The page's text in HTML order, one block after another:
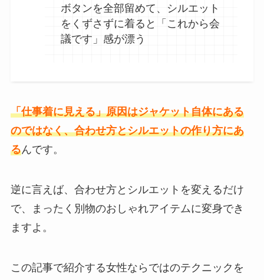
ボタンを全部留めて、シルエット
をくずさずに着ると「これから会
議です」感が漂う
「仕事着に見える」原因はジャケット自体にある
のではなく、合わせ方とシルエットの作り方にあ
るんです。
逆に言えば、合わせ方とシルエットを変えるだけ
で、まったく別物のおしゃれアイテムに変身でき
ますよ。
この記事で紹介する女性ならではのテクニックを